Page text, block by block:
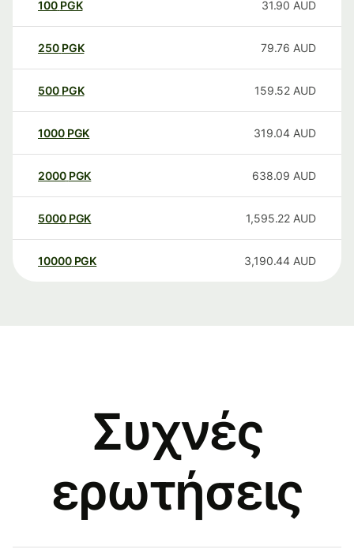
100 PGK 31.90 AUD
250 PGK 79.76 AUD
500 PGK 159.52 AUD
1000 PGK 319.04 AUD
2000 PGK 638.09 AUD
5000 PGK 1,595.22 AUD
10000 PGK 3,190.44 AUD
Συχνές
ερωτήσεις